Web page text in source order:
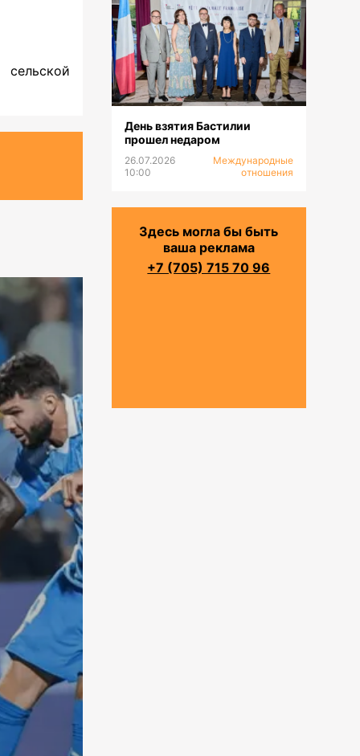
День взятия Бастилии
прошел недаром
26.07.2026
10:00
Международные
отношения
Здесь могла бы быть
ваша реклама
+7 (705) 715 70 96